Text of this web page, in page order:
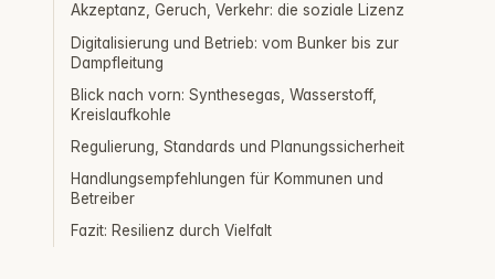
Akzeptanz, Geruch, Verkehr: die soziale Lizenz
Digitalisierung und Betrieb: vom Bunker bis zur
Dampfleitung
Blick nach vorn: Synthesegas, Wasserstoff,
Kreislaufkohle
Regulierung, Standards und Planungssicherheit
Handlungsempfehlungen für Kommunen und
Betreiber
Fazit: Resilienz durch Vielfalt